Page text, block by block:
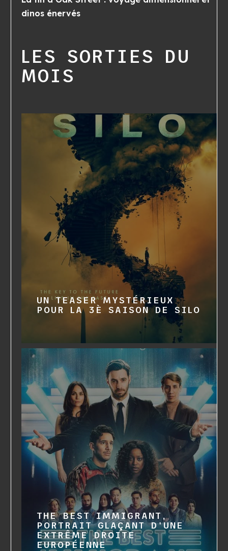
dinos énervés
LES SORTIES DU
MOIS
UN TEASER MYSTÉRIEUX
POUR LA 3È SAISON DE SILO
THE BEST IMMIGRANT,
PORTRAIT GLAÇANT D'UNE
EXTRÊME DROITE
EUROPÉENNE